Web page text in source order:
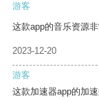
游客
这款app的音乐资源
2023-12-20
游客
这款加速器app的加